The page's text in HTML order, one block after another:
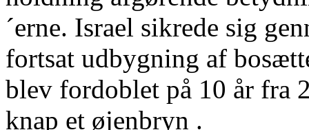
´erne. Israel sikrede sig
fortsat udbygning af
blev fordoblet på 10 år fra
knap et øjenbryn .